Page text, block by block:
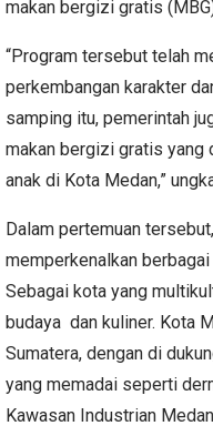
makan bergizi gratis
“Program tersebut telah
perkembangan karakter
samping itu, pemerintah
makan bergizi gratis yang
anak di Kota Medan,”
Dalam pertemuan
memperkenalkan
Sebagai kota yang
budaya dan kuliner. Kota
Sumatera, dengan di
yang memadai seperti
Kawasan Industrian